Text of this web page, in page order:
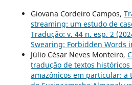
Giovana Cordeiro Campos,
streaming: um estudo de
Tradução: v. 44 n. esp. 2
Swearing: Forbidden Words
Júlio César Neves Monteiro,
tradução de textos
amazônicos em particular: a